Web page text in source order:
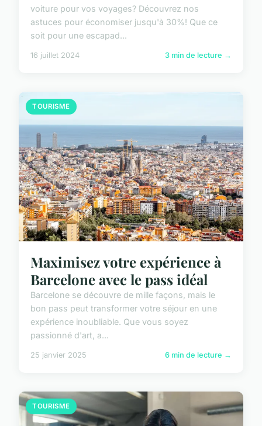
voiture pour vos voyages? Découvrez nos
astuces pour économiser jusqu'à 30%! Que ce
soit pour une escapad...
16 juillet 2024 3 min de lecture →
TOURISME
Maximisez votre expérience à
Barcelone avec le pass idéal
Barcelone se découvre de mille façons, mais le
bon pass peut transformer votre séjour en une
expérience inoubliable. Que vous soyez
passionné d'art, a...
25 janvier 2025 6 min de lecture →
TOURISME